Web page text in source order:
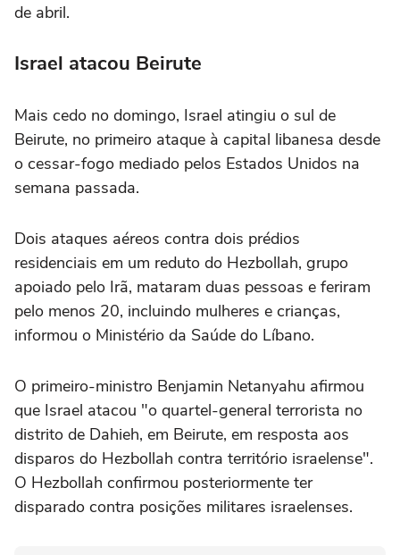
de abril.
Israel atacou Beirute
Mais cedo no domingo, Israel atingiu o sul de
Beirute, no primeiro ataque à capital libanesa desde
o cessar-fogo mediado pelos Estados Unidos na
semana passada.
Dois ataques aéreos contra dois prédios
residenciais em um reduto do Hezbollah, grupo
apoiado pelo Irã, mataram duas pessoas e feriram
pelo menos 20, incluindo mulheres e crianças,
informou o Ministério da Saúde do Líbano.
O primeiro-ministro Benjamin Netanyahu afirmou
que Israel atacou "o quartel-general terrorista no
distrito de Dahieh, em Beirute, em resposta aos
disparos do Hezbollah contra território israelense".
O Hezbollah confirmou posteriormente ter
disparado contra posições militares israelenses.